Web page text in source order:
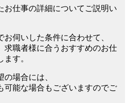
お仕事の詳細についてご説明い
お伺いした条件に合わせて、
求職者様に合うおすすめのお仕
す。
場合には、
可能な場合もございますのでご